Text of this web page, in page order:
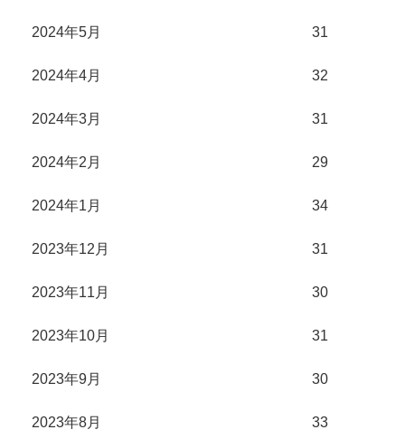
2024年5月 31
2024年4月 32
2024年3月 31
2024年2月 29
2024年1月 34
2023年12月 31
2023年11月 30
2023年10月 31
2023年9月 30
2023年8月 33